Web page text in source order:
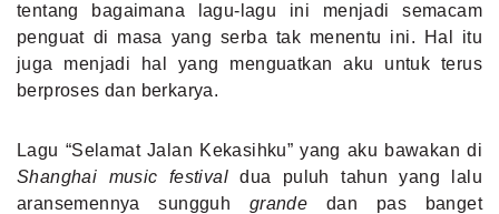
tentang bagaimana lagu-lagu ini menjadi semacam
penguat di masa yang serba tak menentu ini. Hal itu
juga menjadi hal yang menguatkan aku untuk terus
berproses dan berkarya.
Lagu “Selamat Jalan Kekasihku” yang aku bawakan di
Shanghai music festival dua puluh tahun yang lalu
aransemennya sungguh grande dan pas banget